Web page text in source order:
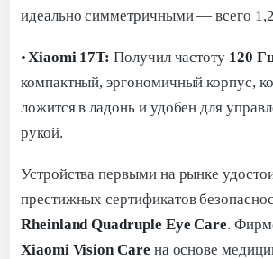
идеально симметричными — всего
·Xiaomi 17T: Получил частоту 120
компактный, эргономичный корпус,
ложится в ладонь и удобен для
рукой.
Устройства первыми на рынке
престижных сертификатов
Rheinland Quadruple Eye Care.
Xiaomi Vision Care на основе